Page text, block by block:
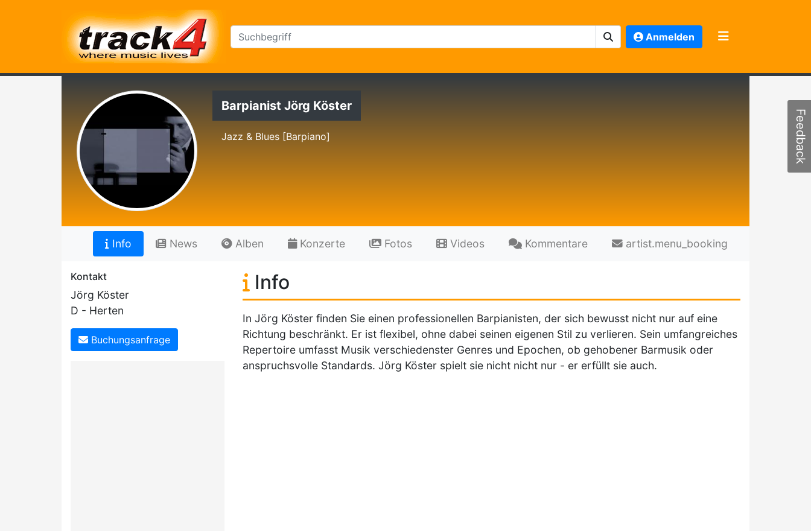
Anmelden
Barpianist Jörg Köster
Jazz & Blues [Barpiano]
Info News Alben Konzerte Fotos Videos Kommentare artist.menu_booking
Kontakt
Jörg Köster
D - Herten
Buchungsanfrage
Info
In Jörg Köster finden Sie einen professionellen Barpianisten, der sich bewusst nicht nur auf eine
Richtung beschränkt. Er ist flexibel, ohne dabei seinen eigenen Stil zu verlieren. Sein umfangreiches
Repertoire umfasst Musik verschiedenster Genres und Epochen, ob gehobener Barmusik oder
anspruchsvolle Standards. Jörg Köster spielt sie nicht nicht nur - er erfüllt sie auch.
Feedback